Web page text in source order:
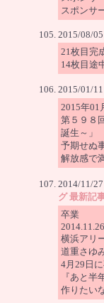
スポンサ
2015/08/
21枚目完
14枚目途
2015/01/
2015年01
第５９８
誕生～」
予期せぬ
解放感で
2014/11/
グ 最新記
卒業
2014.11.26
横浜アリ
道重さゆ
4月29日
『あと
作りたい